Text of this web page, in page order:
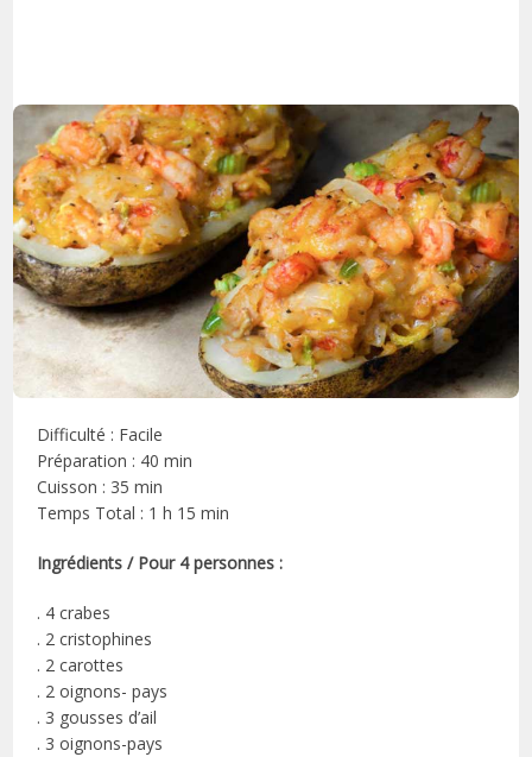
Difficulté : Facile
Préparation : 40 min
Cuisson : 35 min
Temps Total : 1 h 15 min
Ingrédients / Pour 4 personnes :
. 4 crabes
. 2 cristophines
. 2 carottes
. 2 oignons- pays
. 3 gousses d’ail
. 3 oignons-pays